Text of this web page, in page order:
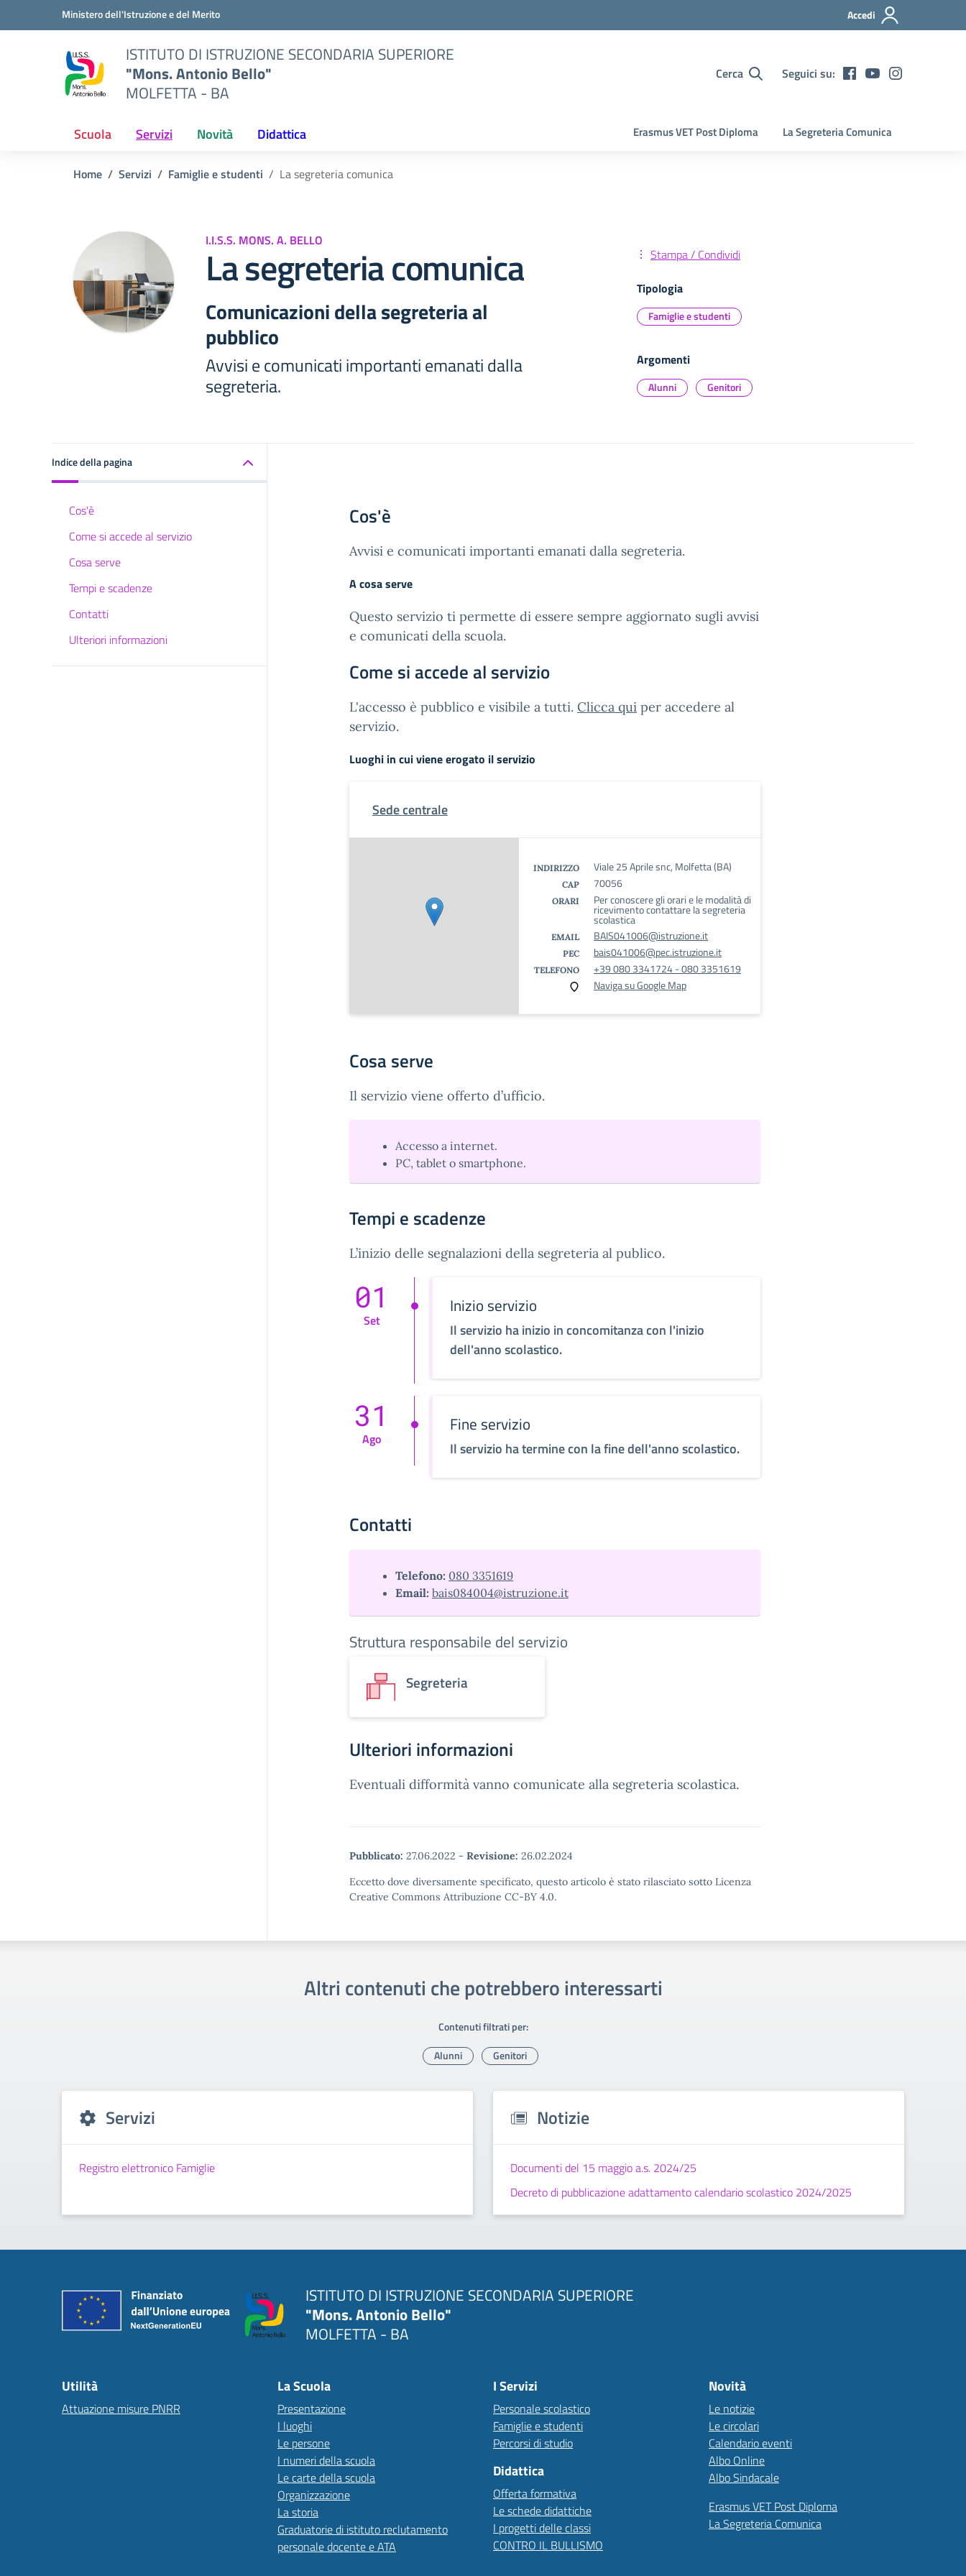
Vai ai contenuti
Vai al menu di navigazioneMinistero dell'Istruzione e del Merito Accedi
ISTITUTO DI ISTRUZIONE SECONDARIA SUPERIORE
"Mons. Antonio Bello"
MOLFETTA - BA
Cerca Seguici su:
Scuola Servizi Novità Didattica Erasmus VET Post Diploma La Segreteria Comunica
Home Servizi Famiglie e studenti La segreteria comunica
I.I.S.S. MONS. A. BELLO
La segreteria comunica
Comunicazioni della segreteria al
pubblico
Avvisi e comunicati importanti emanati dalla
segreteria.
Stampa / Condividi
Tipologia
Famiglie e studenti
Argomenti
Alunni Genitori
Indice della pagina
Cos'è
Come si accede al servizio
Cosa serve
Tempi e scadenze
Contatti
Ulteriori informazioni
Cos'è
Avvisi e comunicati importanti emanati dalla segreteria.
A cosa serve
Questo servizio ti permette di essere sempre aggiornato sugli avvisi
e comunicati della scuola.
Come si accede al servizio
L'accesso è pubblico e visibile a tutti. Clicca qui per accedere al
servizio.
Luoghi in cui viene erogato il servizio
Sede centrale
INDIRIZZO Viale 25 Aprile snc, Molfetta (BA)
CAP 70056
ORARI Per conoscere gli orari e le modalità di
ricevimento contattare la segreteria
scolastica
EMAIL BAIS041006@istruzione.it
PEC bais041006@pec.istruzione.it
TELEFONO
+39 080 3341724 - 080 3351619
Naviga su Google Map
Cosa serve
Il servizio viene offerto d’ufficio.
Accesso a internet.
PC, tablet o smartphone.
Tempi e scadenze
L’inizio delle segnalazioni della segreteria al publico.
Inizio servizio
Il servizio ha inizio in concomitanza con l'inizio
dell'anno scolastico.
01
Set
Fine servizio
Il servizio ha termine con la fine dell'anno scolastico.
31
Ago
Contatti
Telefono: 080 3351619
Email: bais084004@istruzione.it
Struttura responsabile del servizio
Segreteria
Ulteriori informazioni
Eventuali difformità vanno comunicate alla segreteria scolastica.
Pubblicato: 27.06.2022 - Revisione: 26.02.2024
Eccetto dove diversamente specificato, questo articolo è stato rilasciato sotto Licenza
Creative Commons Attribuzione CC-BY 4.0.
Altri contenuti che potrebbero interessarti
Contenuti filtrati per:
Alunni Genitori
Servizi
Registro elettronico Famiglie
Notizie
Documenti del 15 maggio a.s. 2024/25
Decreto di pubblicazione adattamento calendario scolastico 2024/2025
ISTITUTO DI ISTRUZIONE SECONDARIA SUPERIORE
"Mons. Antonio Bello"
MOLFETTA - BA
Utilità
Attuazione misure PNRR
La Scuola
Presentazione
I luoghi
Le persone
I numeri della scuola
Le carte della scuola
Organizzazione
La storia
Graduatorie di istituto reclutamento
personale docente e ATA
I Servizi
Personale scolastico
Famiglie e studenti
Percorsi di studio
Didattica
Offerta formativa
Le schede didattiche
I progetti delle classi
CONTRO IL BULLISMO
Novità
Le notizie
Le circolari
Calendario eventi
Albo Online
Albo Sindacale
Erasmus VET Post Diploma
La Segreteria Comunica